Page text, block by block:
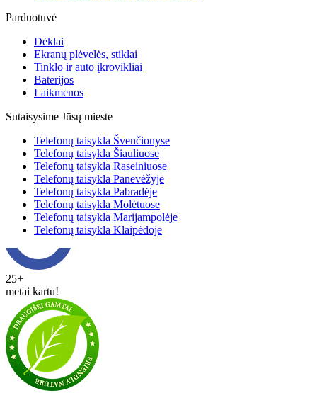
Parduotuvė
Dėklai
Ekranų plėvelės, stiklai
Tinklo ir auto įkrovikliai
Baterijos
Laikmenos
Sutaisysime Jūsų mieste
Telefonų taisykla Švenčionyse
Telefonų taisykla Šiauliuose
Telefonų taisykla Raseiniuose
Telefonų taisykla Panevėžyje
Telefonų taisykla Pabradėje
Telefonų taisykla Molėtuose
Telefonų taisykla Marijampolėje
Telefonų taisykla Klaipėdoje
25+
metai kartu!